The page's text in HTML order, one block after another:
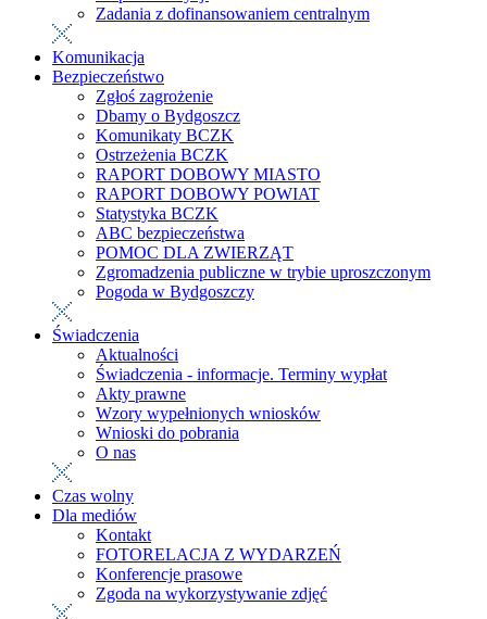
Zadania z dofinansowaniem centralnym
Komunikacja
Bezpieczeństwo
Zgłoś zagrożenie
Dbamy o Bydgoszcz
Komunikaty BCZK
Ostrzeżenia BCZK
RAPORT DOBOWY MIASTO
RAPORT DOBOWY POWIAT
Statystyka BCZK
ABC bezpieczeństwa
POMOC DLA ZWIERZĄT
Zgromadzenia publiczne w trybie uproszczonym
Pogoda w Bydgoszczy
Świadczenia
Aktualności
Świadczenia - informacje. Terminy wypłat
Akty prawne
Wzory wypełnionych wniosków
Wnioski do pobrania
O nas
Czas wolny
Dla mediów
Kontakt
FOTORELACJA Z WYDARZEŃ
Konferencje prasowe
Zgoda na wykorzystywanie zdjęć